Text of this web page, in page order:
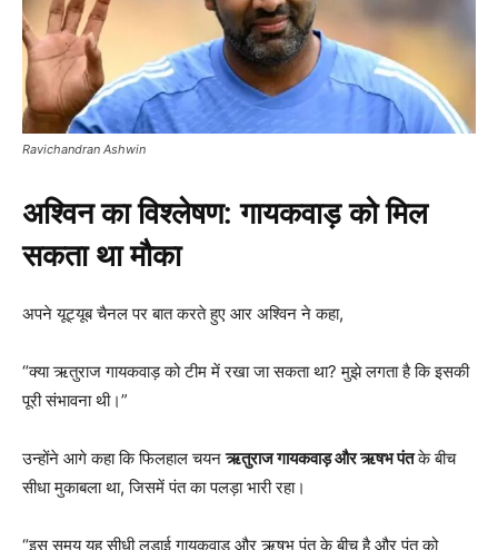
Ravichandran Ashwin
अश्विन का विश्लेषण: गायकवाड़ को मिल
सकता था मौका
अपने यूट्यूब चैनल पर बात करते हुए आर अश्विन ने कहा,
“क्या ऋतुराज गायकवाड़ को टीम में रखा जा सकता था? मुझे लगता है कि इसकी
पूरी संभावना थी।”
उन्होंने आगे कहा कि फिलहाल चयनऋतुराज गायकवाड़ और ऋषभ पंतके बीच
सीधा मुकाबला था, जिसमें पंत का पलड़ा भारी रहा।
“इस समय यह सीधी लड़ाई गायकवाड़ और ऋषभ पंत के बीच है और पंत को